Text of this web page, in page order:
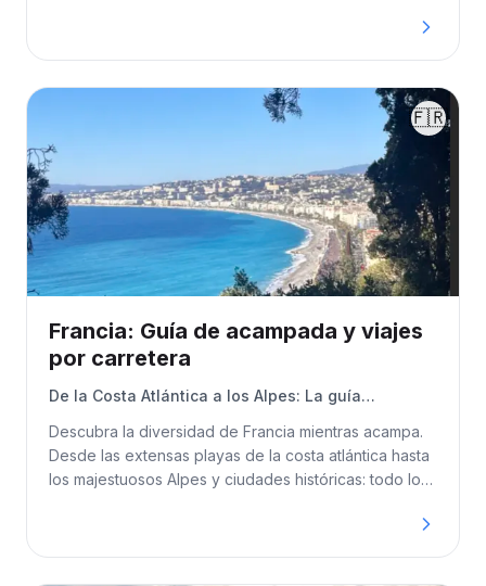
🇫🇷
Francia: Guía de acampada y viajes
por carretera
De la Costa Atlántica a los Alpes: La guía
Descubra la diversidad de Francia mientras acampa.
Desde las extensas playas de la costa atlántica hasta
los majestuosos Alpes y ciudades históricas: todo lo